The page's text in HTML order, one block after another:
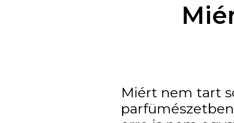
Miért nem tart